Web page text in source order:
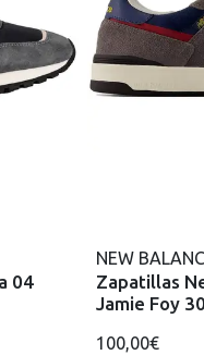
04
NEW
Zapatillas
Jamie Foy
100,00€